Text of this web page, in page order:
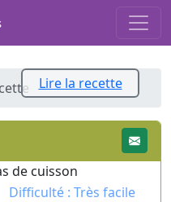
Lire la recette
de cuisson
Difficulté : Très facile